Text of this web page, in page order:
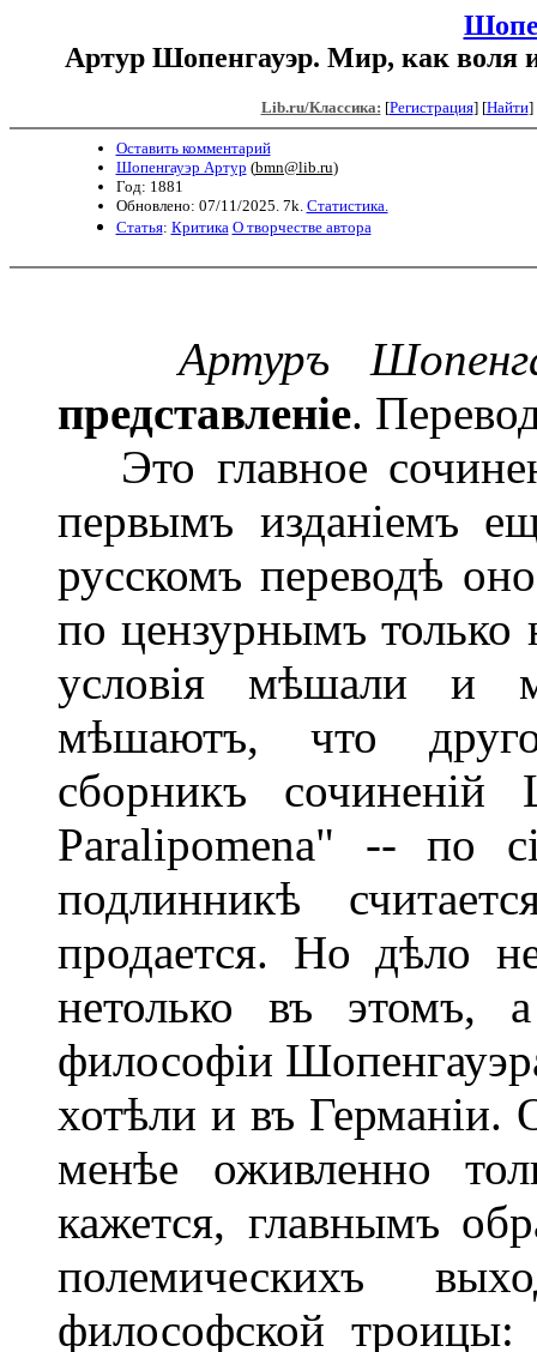
Артур Шопенгауэр. Мир, как воля
Lib.ru/Классика: [Регистрация] [Найти]
Оставить комментарий
Шопенгауэр Артур (bmn@lib.ru)
Год: 1881
Обновлено: 07/11/2025. 7k. Статистика.
Статья: Критика О творчестве автора
Артуръ
представленіе.
Это главное
первымъ изданіемъ
русскомъ переводѣ
по цензурнымъ только
условія мѣшали и
мѣшаютъ, что
сборникъ
Paralipomena" -- по
подлинникѣ
продается. Но дѣло
нетолько въ этомъ,
философіи
хотѣли и въ Германіи.
менѣе оживленно
кажется, главнымъ
полемическихъ
философской